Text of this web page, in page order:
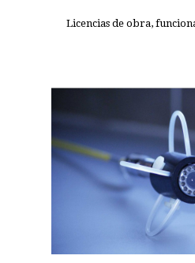
Licencias de obra,